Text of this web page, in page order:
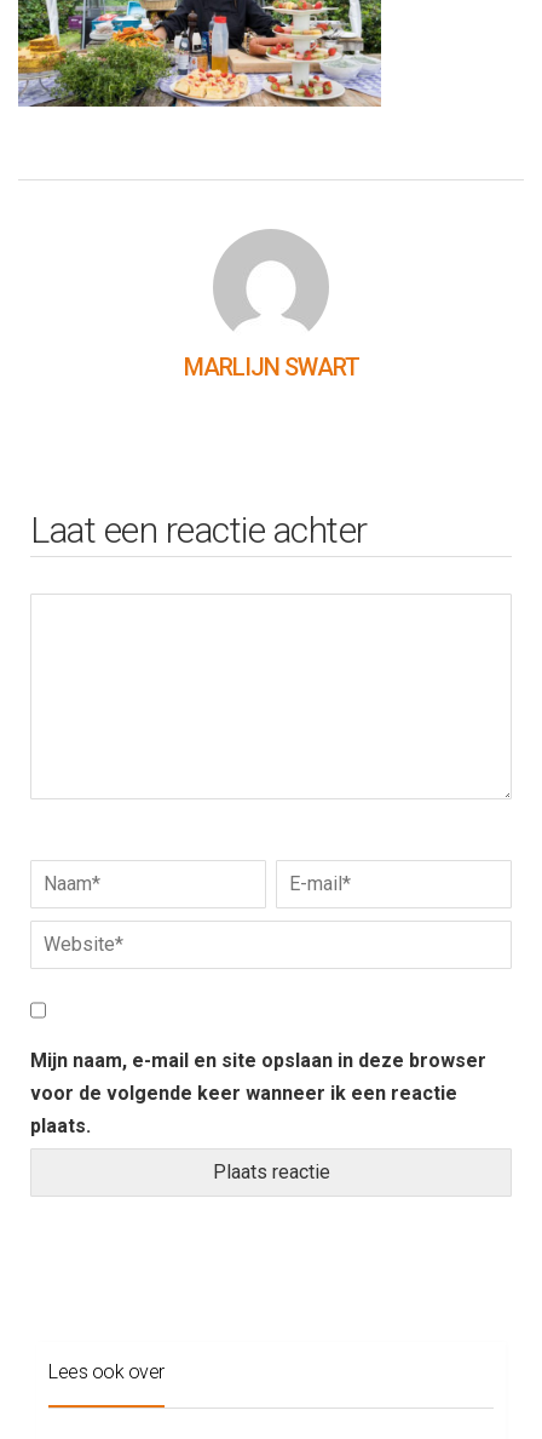
MARLIJN SWART
Laat een reactie achter
Mijn naam, e-mail en site opslaan in deze browser
voor de volgende keer wanneer ik een reactie
plaats.
Lees ook over